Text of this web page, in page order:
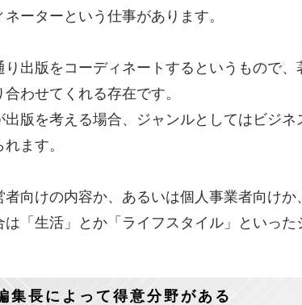
ーターという仕事があります。
り出版をコーディネートするというもので、
わせてくれる存在です。
出版を考える場合、ジャンルとしてはビジネ
ます。
者向けの内容か、あるいは個人事業者向けか
は「生活」とか「ライフスタイル」といっ
集長によって得意分野がある